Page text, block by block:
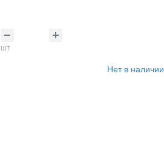
шт
Нет в наличии